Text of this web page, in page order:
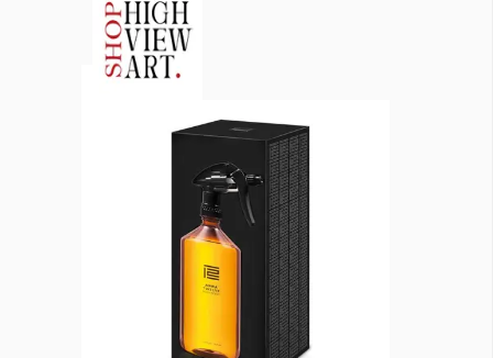
СЛЕДВАЙТЕ НИ
Facebook Instagram
Ако нашият сайт ви харесва, можете да се абонирате за
седмичния ни нюзлетър тук:
© 2026, HighViewArt | Всички права запазени